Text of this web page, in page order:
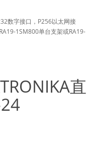
数字接口， P256以太网接
RA19-1SM800单台支架或RA19-
直